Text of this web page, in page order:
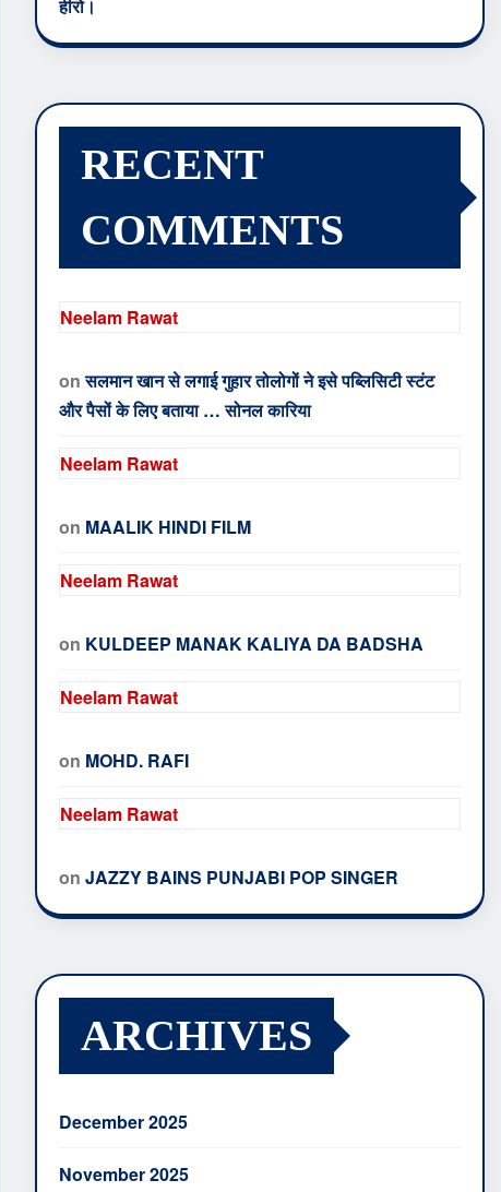
हीरो।
RECENT
COMMENTS
Neelam Rawat
onसलमान खान से लगाई गुहार तोलोगों ने इसे पब्लिसिटी स्टंट
और पैसों के लिए बताया … सोनल कारिया
Neelam Rawat
on MAALIK HINDI FILM
Neelam Rawat
on KULDEEP MANAK KALIYA DA BADSHA
Neelam Rawat
on MOHD. RAFI
Neelam Rawat
on JAZZY BAINS PUNJABI POP SINGER
ARCHIVES
December 2025
November 2025